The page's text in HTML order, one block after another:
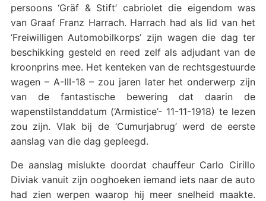
persoons ‘Gräf & Stift’ cabriolet die eigendom was
van Graaf Franz Harrach. Harrach had als lid van het
‘Freiwilligen Automobilkorps’ zijn wagen die dag ter
beschikking gesteld en reed zelf als adjudant van de
kroonprins mee. Het kenteken van de rechtsgestuurde
wagen – A-III-18 – zou jaren later het onderwerp zijn
van de fantastische bewering dat daarin de
wapenstilstanddatum (‘Armistice’- 11-11-1918) te lezen
zou zijn. Vlak bij de ‘Cumurjabrug’ werd de eerste
aanslag van die dag gepleegd.
De aanslag mislukte doordat chauffeur Carlo Cirillo
Diviak vanuit zijn ooghoeken iemand iets naar de auto
had zien werpen waarop hij meer snelheid maakte.